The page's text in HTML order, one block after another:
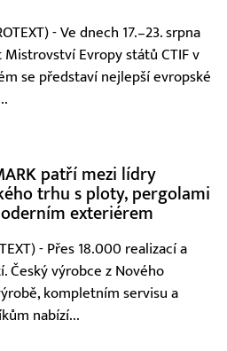
- Ve dnech 17.–23. srpna
Evropy států CTIF v
se představí nejlepší evropské
patří mezi lídry
trhu s ploty, pergolami
exteriérem
- Přes 18.000 realizací a
Český výrobce z Nového
kompletním servisu a
nabízí...